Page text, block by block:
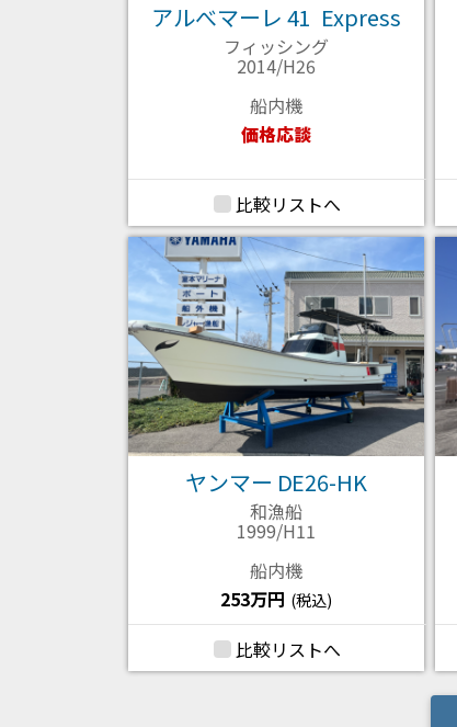
アルべマーレ 41 Express
フィッシング
2014/H26
船内機
価格応談
比較リストへ
ヤンマー DE26-HK
和漁船
1999/H11
船内機
253万円 (税込)
比較リストへ